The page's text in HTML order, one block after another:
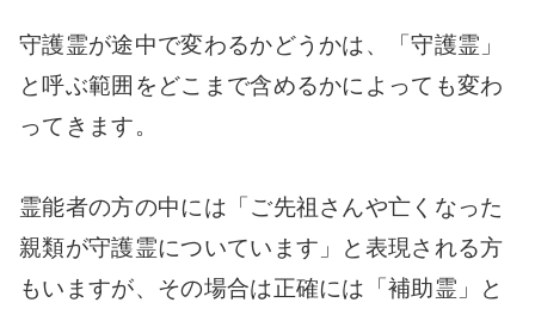
守護霊が途中で変わるかどうかは、「守護霊」
と呼ぶ範囲をどこまで含めるかによっても変わ
ってきます。
霊能者の方の中には「ご先祖さんや亡くなった
親類が守護霊についています」と表現される方
もいますが、その場合は正確には「補助霊」と